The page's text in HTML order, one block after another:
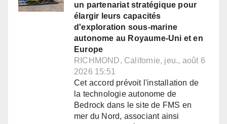
un partenariat stratégique pour
élargir leurs capacités
d'exploration sous-marine
autonome au Royaume-Uni et en
Europe
RICHMOND, Californie, jeu., août 6
2026 15:51
Cet accord prévoit l'installation de
la technologie autonome de
Bedrock dans le site de FMS en
mer du Nord, associant ainsi